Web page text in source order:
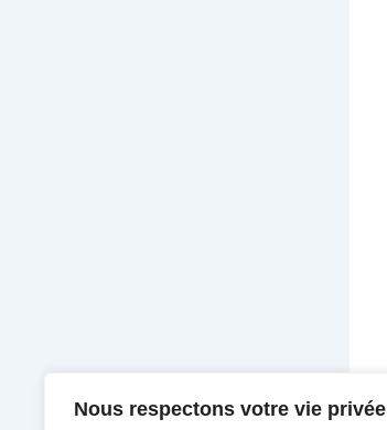
Nous respectons votre vie privée